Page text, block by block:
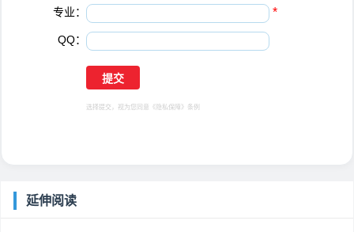
专业： *
QQ：
选择提交，视为您同意 《隐私保障》 条例
延伸阅读